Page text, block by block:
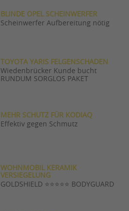
BLINDE OPEL SCHEINWERFER
Scheinwerfer Aufbereitung nötig
TOYOTA YARIS FELGENSCHADEN
Wiedenbrücker Kunde bucht
RUNDUM SORGLOS PAKET
MEHR SCHUTZ FÜR KODIAQ
Effektiv gegen Schmutz
WOHNMOBIL KERAMIK
VERSIEGELUNG
GOLDSHIELD ⭐️⭐️⭐️⭐️⭐️ BODYGUARD